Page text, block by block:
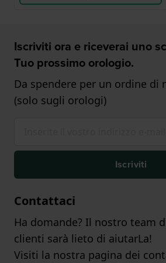
Iscriviti ora e riceverai uno
Tuo prossimo orologio.
Da spendere per un ordine di
(solo sugli orologi)
Iscriviti
Contattaci
Ha domande? Il nostro team
clienti sarà lieto di aiutarLa!
Visiti la nostra pagina dei